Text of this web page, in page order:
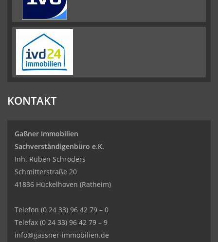
KONTAKT
Gaßner Immobilien
Sachverständigenbüro e.K.
Inh. Ruben Schröders
Schmitterstraße 20
41836 Hückelhoven (Ratheim)
Telefon (0 24 33) 96 42 79 – 0
Telefax (0 24 33) 96 42 79 – 9
info@gassner-immobilien.de